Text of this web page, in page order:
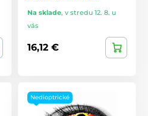
Na sklade, v stredu 12. 8. u
vás
16,12 €
Nedioptrické